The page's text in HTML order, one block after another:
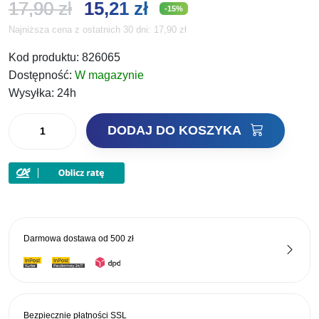
17,90zł Pierwotna
cena
wynosiła:
15,21 złAktualna
cena
-15%
Najniższa cena z ostatnich 30 dni: 17,90 zł
Kod produktu: 826065
Dostępność: W magazynie
Wysyłka: 24h
Decoy
Finesse
DODAJ DO KOSZYKA
Darmowa dostawa od 500 zł
Bezpiecznie płatności SSL